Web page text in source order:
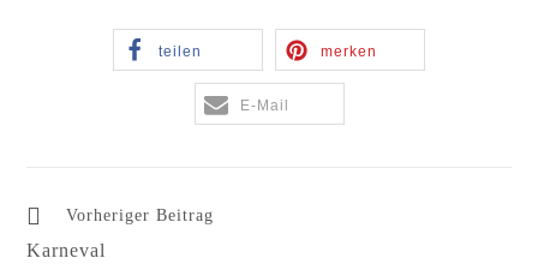
teilen merken
E-Mail
Vorheriger Beitrag
Karneval